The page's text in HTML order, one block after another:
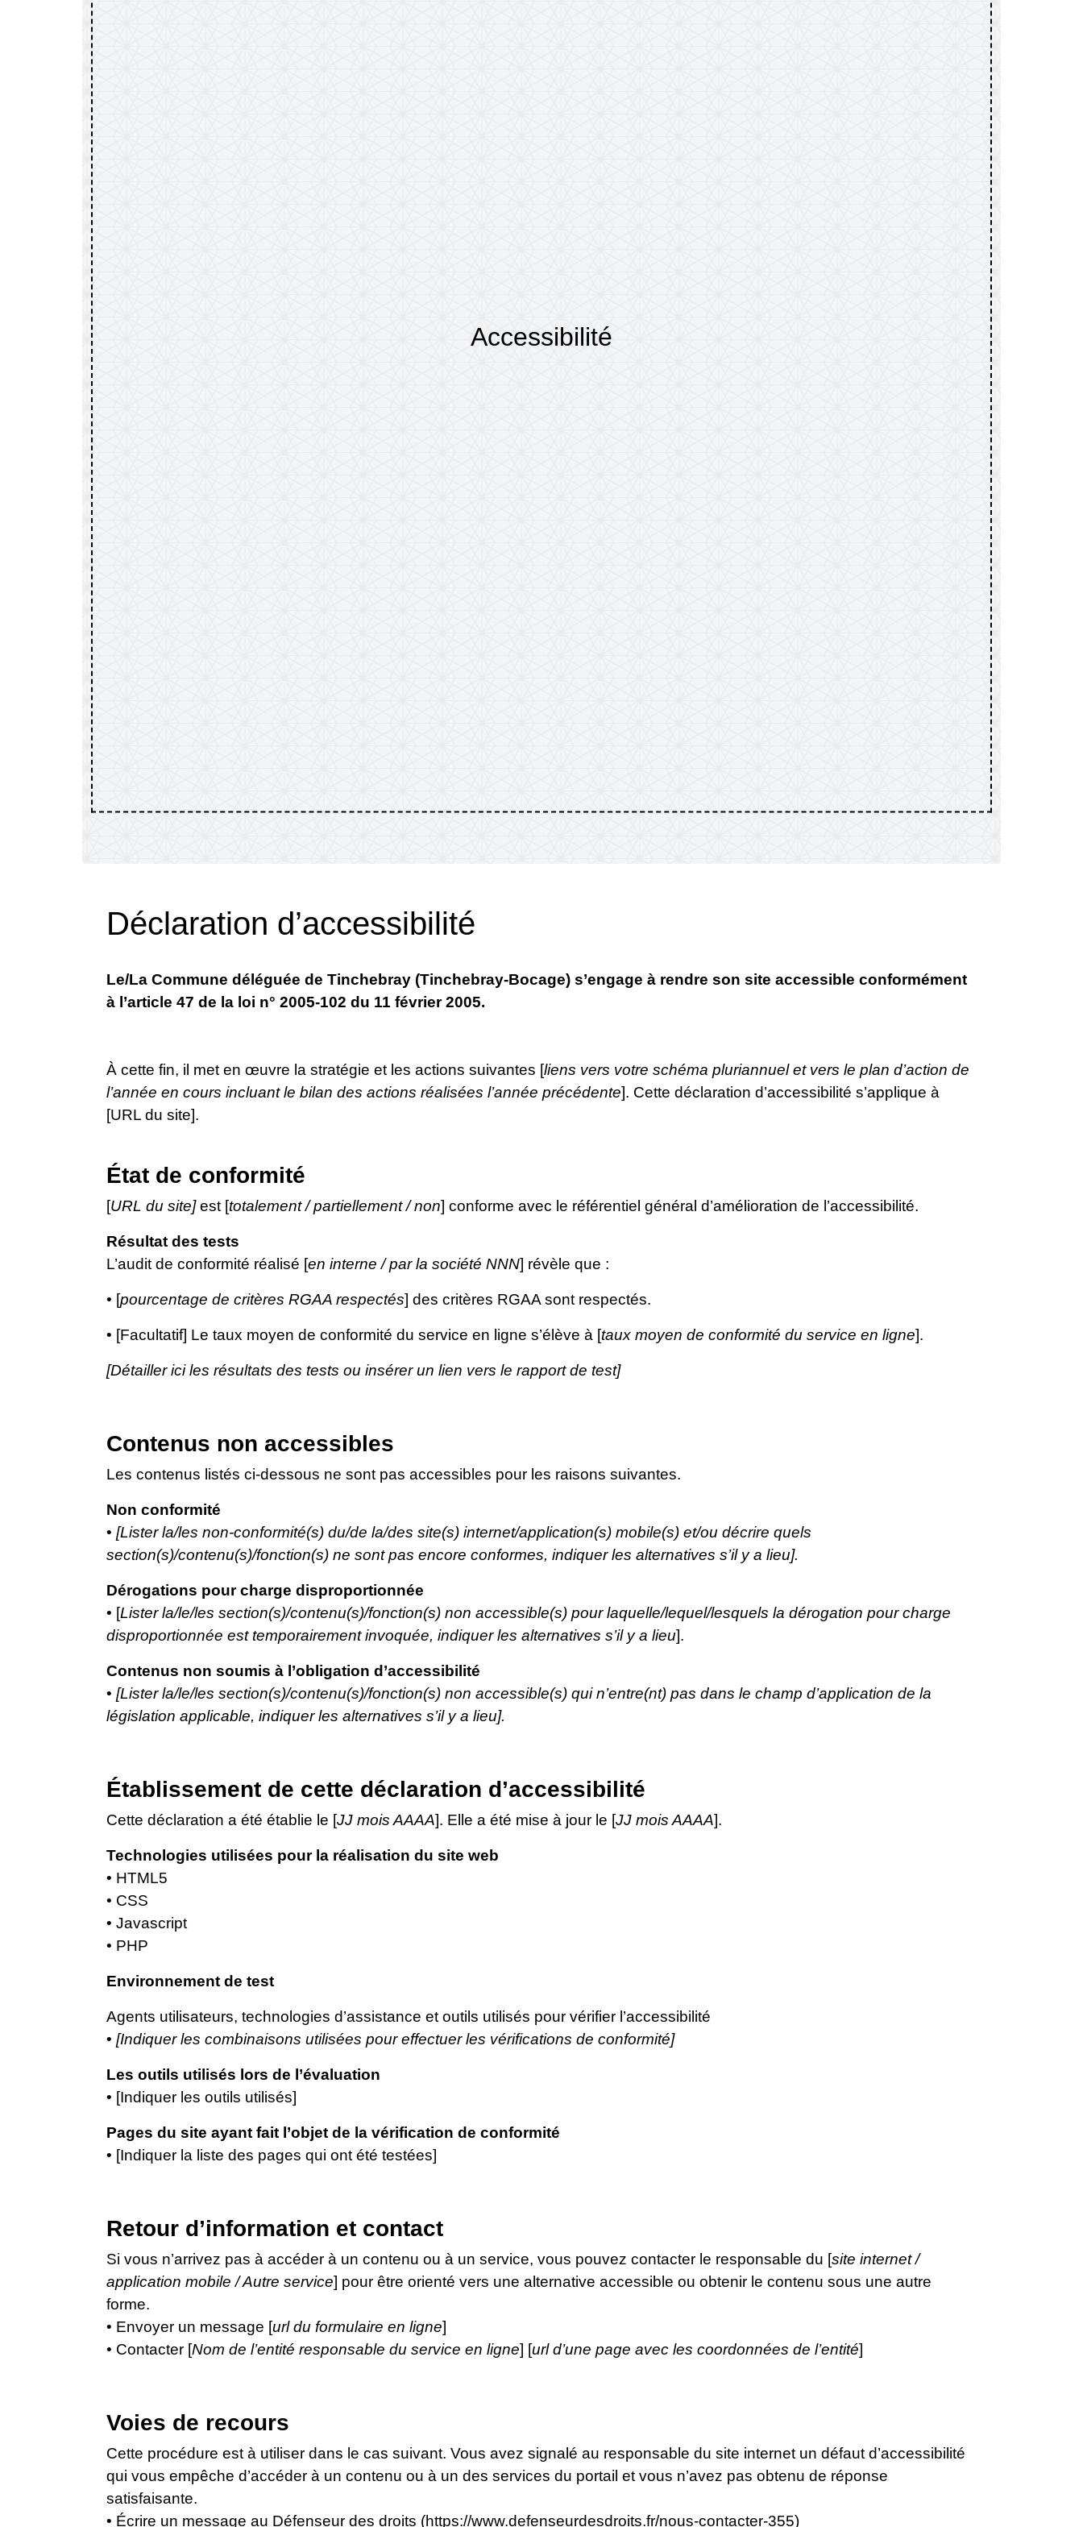
Accessibilité
Déclaration d’accessibilité
Le/La Commune déléguée de Tinchebray (Tinchebray-Bocage) s’engage à rendre son site accessible conformément
à l’article 47 de la loi n° 2005-102 du 11 février 2005.
À cette fin, il met en œuvre la stratégie et les actions suivantes [liens vers votre schéma pluriannuel et vers le plan d’action de
l’année en cours incluant le bilan des actions réalisées l’année précédente]. Cette déclaration d’accessibilité s’applique à
[URL du site].
État de conformité
[URL du site]est [totalement / partiellement / non] conforme avec le référentiel général d’amélioration de l’accessibilité.
Résultat des tests
L’audit de conformité réalisé [en interne / par la société NNN] révèle que :
• [pourcentage de critères RGAA respectés] des critères RGAA sont respectés.
• [Facultatif] Le taux moyen de conformité du service en ligne s’élève à [taux moyen de conformité du service en ligne].
[Détailler ici les résultats des tests ou insérer un lien vers le rapport de test]
Contenus non accessibles
Les contenus listés ci-dessous ne sont pas accessibles pour les raisons suivantes.
Non conformité
• [Lister la/les non-conformité(s) du/de la/des site(s) internet/application(s) mobile(s) et/ou décrire quels
section(s)/contenu(s)/fonction(s) ne sont pas encore conformes, indiquer les alternatives s’il y a lieu].
Dérogations pour charge disproportionnée
• [Lister la/le/les section(s)/contenu(s)/fonction(s) non accessible(s) pour laquelle/lequel/lesquels la dérogation pour charge
disproportionnée est temporairement invoquée, indiquer les alternatives s’il y a lieu].
Contenus non soumis à l’obligation d’accessibilité
• [Lister la/le/les section(s)/contenu(s)/fonction(s) non accessible(s) qui n’entre(nt) pas dans le champ d’application de la
législation applicable, indiquer les alternatives s’il y a lieu].
Établissement de cette déclaration d’accessibilité
Cette déclaration a été établie le [JJ mois AAAA]. Elle a été mise à jour le [JJ mois AAAA].
Technologies utilisées pour la réalisation du site web
• HTML5
• CSS
• Javascript
• PHP
Environnement de test
Agents utilisateurs, technologies d’assistance et outils utilisés pour vérifier l’accessibilité
• [Indiquer les combinaisons utilisées pour effectuer les vérifications de conformité]
Les outils utilisés lors de l’évaluation
• [Indiquer les outils utilisés]
Pages du site ayant fait l’objet de la vérification de conformité
• [Indiquer la liste des pages qui ont été testées]
Retour d’information et contact
Si vous n’arrivez pas à accéder à un contenu ou à un service, vous pouvez contacter le responsable du [site internet /
application mobile / Autre service] pour être orienté vers une alternative accessible ou obtenir le contenu sous une autre
forme.
• Envoyer un message [url du formulaire en ligne]
• Contacter [Nom de l’entité responsable du service en ligne] [url d’une page avec les coordonnées de l’entité]
Voies de recours
Cette procédure est à utiliser dans le cas suivant. Vous avez signalé au responsable du site internet un défaut d’accessibilité
qui vous empêche d’accéder à un contenu ou à un des services du portail et vous n’avez pas obtenu de réponse
satisfaisante.
• Écrire un message au Défenseur des droits (https://www.defenseurdesdroits.fr/nous-contacter-355)